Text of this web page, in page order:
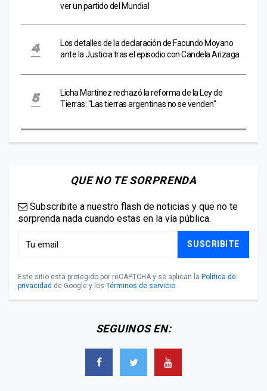
ver un partido del Mundial
Los detalles de la declaración de Facundo Moyano
ante la Justicia tras el episodio con Candela Arizaga
Licha Martínez rechazó la reforma de la Ley de
Tierras: "Las tierras argentinas no se venden"
QUE NO TE SORPRENDA
Subscribite a nuestro flash de noticias y que no te
sorprenda nada cuando estas en la vía pública.
SUSCRIBITE
Este sitio está protegido por reCAPTCHA y se aplican la Política de
privacidad de Google y los Términos de servicio.
SEGUINOS EN: